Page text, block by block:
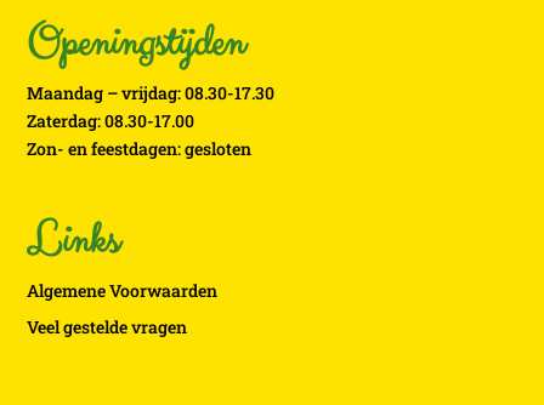
Openingstijden
Maandag – vrijdag: 08.30-17.30
Zaterdag: 08.30-17.00
Zon- en feestdagen: gesloten
Links
Algemene Voorwaarden
Veel gestelde vragen